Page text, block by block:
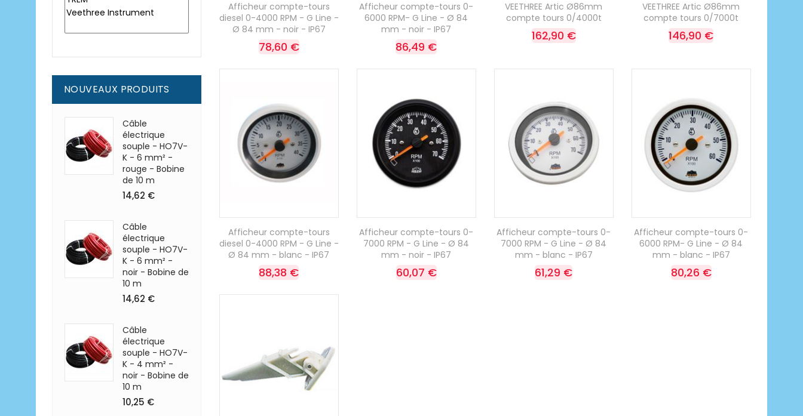
NOUVEAUX PRODUITS
Câble
électrique
souple - HO7V-
K - 6 mm² -
rouge - Bobine
de 10 m
14,62 €
Câble
électrique
souple - HO7V-
K - 6 mm² -
noir - Bobine de
10 m
14,62 €
Câble
électrique
souple - HO7V-
K - 4 mm² -
noir - Bobine de
10 m
10,25 €
Afficheur compte-tours
diesel 0-4000 RPM - G Line -
Ø 84 mm - noir - IP67
78,60 €
Afficheur compte-tours 0-
6000 RPM- G Line - Ø 84
mm - noir - IP67
86,49 €
VEETHREE Artic Ø86mm
compte tours 0/4000t
162,90 €
VEETHREE Artic Ø86mm
compte tours 0/7000t
146,90 €
Afficheur compte-tours
diesel 0-4000 RPM - G Line -
Ø 84 mm - blanc - IP67
88,38 €
Afficheur compte-tours 0-
7000 RPM - G Line - Ø 84
mm - noir - IP67
60,07 €
Afficheur compte-tours 0-
7000 RPM - G Line - Ø 84
mm - blanc - IP67
61,29 €
Afficheur compte-tours 0-
6000 RPM- G Line - Ø 84
mm - blanc - IP67
80,26 €